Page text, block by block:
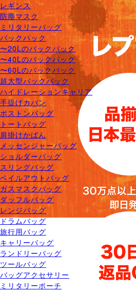
レギンス
防塵マスク
ミリタリーバッグ
バックパック
〜20Lのバックパック
〜40Lのバックパック
〜60Lのバックパック
超大型バックパック
ハイドレーションキャリア
手提げカバン
ボストンバッグ
トートバッグ
肩掛けかばん
メッセンジャーバッグ
ショルダーバッグ
スリングバッグ
ベイルアウトバッグ
ガスマスクバッグ
ダッフルバッグ
レンジバッグ
ドラムバッグ
旅行用バッグ
キャリーバッグ
ランドリーバッグ
ツールバッグ
バッグアクセサリー
ミリタリーポーチ